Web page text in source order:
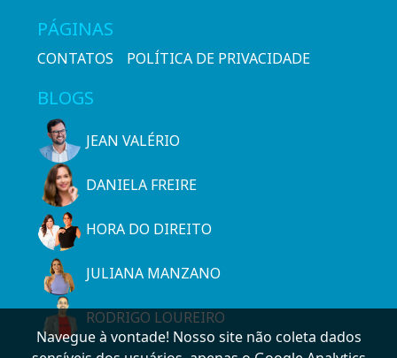
PÁGINAS
CONTATOS POLÍTICA DE PRIVACIDADE
BLOGS
JEAN VALÉRIO
DANIELA FREIRE
HORA DO DIREITO
JULIANA MANZANO
RODRIGO LOUREIRO
Navegue à vontade! Nosso site não coleta dados